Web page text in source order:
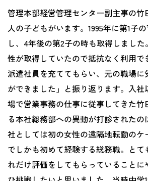
管理本部経営管理センター副主事の竹
人の子どもがいます。1995年に第1子
し、4年後の第2子の時も取得しまし
性が取得していたので抵抗なく利用で
派遣社員を充ててもらい、元の職場に
ができました」と振り返ります。入
場で営業事務の仕事に従事してきた竹
る本社総務部への異動が打診されたの
社としては初の女性の遠隔地転勤のケ
でしかも初めて経験する総務職。とて
れだけ評価をしてもらっていること